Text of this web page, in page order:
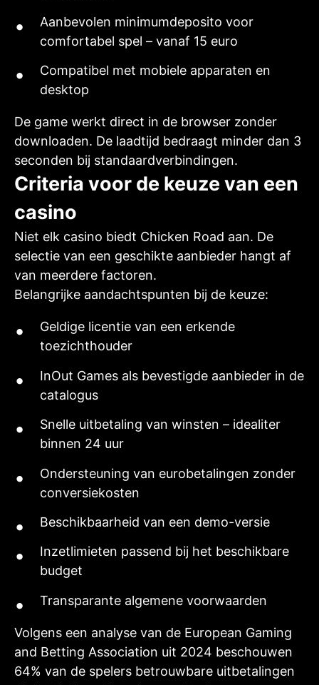
Aanbevolen minimumdeposito voor
comfortabel spel – vanaf 15 euro
Compatibel met mobiele apparaten en
desktop
De game werkt direct in de browser zonder
downloaden. De laadtijd bedraagt minder dan 3
seconden bij standaardverbindingen.
Criteria voor de keuze van een
casino
Niet elk casino biedt Chicken Road aan. De
selectie van een geschikte aanbieder hangt af
van meerdere factoren.
Belangrijke aandachtspunten bij de keuze:
Geldige licentie van een erkende
toezichthouder
InOut Games als bevestigde aanbieder in de
catalogus
Snelle uitbetaling van winsten – idealiter
binnen 24 uur
Ondersteuning van eurobetalingen zonder
conversiekosten
Beschikbaarheid van een demo-versie
Inzetlimieten passend bij het beschikbare
budget
Transparante algemene voorwaarden
Volgens een analyse van de European Gaming
and Betting Association uit 2024 beschouwen
64% van de spelers betrouwbare uitbetalingen